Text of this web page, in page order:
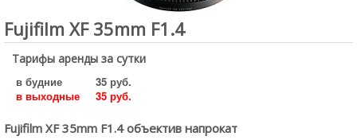
Fujifilm XF 35mm F1.4
Тарифы аренды за сутки
в будние
35 руб.
в выходные
35 руб.
Fujifilm XF 35mm F1.4 объектив напрокат